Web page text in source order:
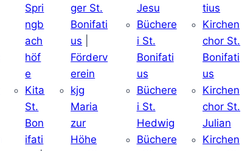
Spri
ngb
ach
höf
e
Kita
St.
Bon
ifati
ger St.
Bonifati
us
Förderv
erein
kjg
Maria
zur
Höhe
Jesu
Büchere
i St.
Bonifati
us
Büchere
i St.
Hedwig
Büchere
tius
Kirchen
chor St.
Bonifati
us
Kirchen
chor St.
Julian
Kirchen